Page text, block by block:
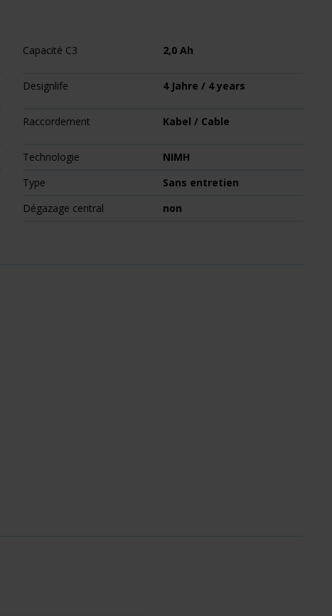
Capacité C3 2,0 Ah
Designlife 4 Jahre / 4 years
Raccordement Kabel / Cable
Technologie
NIMH
Type
Sans entretien
Dégazage central non